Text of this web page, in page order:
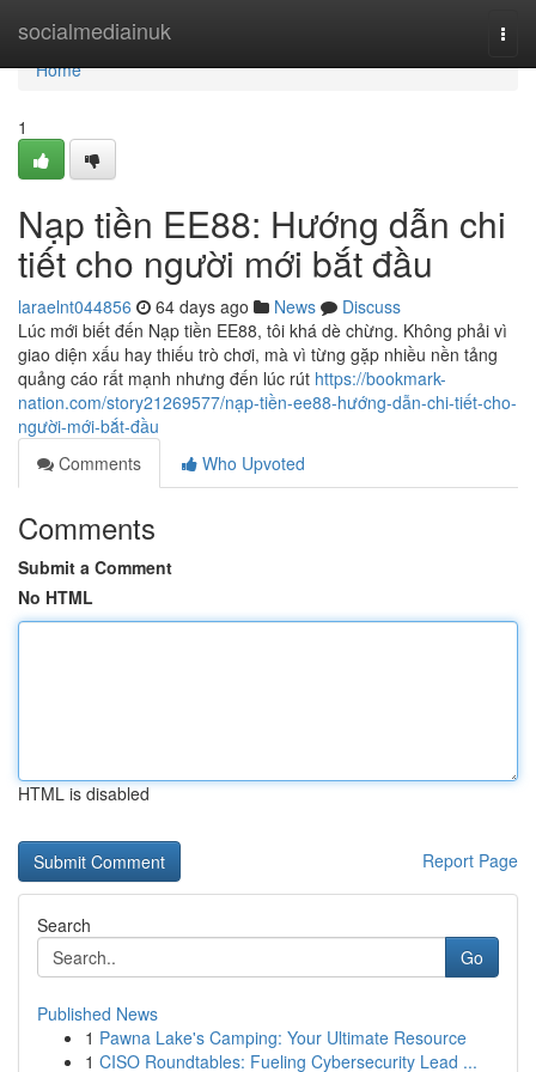
socialmediainuk
Home
Home
1
Nạp tiền EE88: Hướng dẫn chi
tiết cho người mới bắt đầu
laraelnt044856 64 days ago News
Discuss
Lúc mới biết đến Nạp tiền EE88, tôi khá dè chừng. Không phải vì
giao diện xấu hay thiếu trò chơi, mà vì từng gặp nhiều nền tảng
quảng cáo rất mạnh nhưng đến lúc rút https://bookmark-
nation.com/story21269577/nạp-tiền-ee88-hướng-dẫn-chi-tiết-cho-
người-mới-bắt-đầu
Comments
Who Upvoted
Comments
Submit a Comment
No HTML
HTML is disabled
Report Page
Search
Go
Published News
1 Pawna Lake's Camping: Your Ultimate Resource
1 CISO Roundtables: Fueling Cybersecurity Lead ...